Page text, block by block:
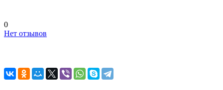
0
Нет отзывов